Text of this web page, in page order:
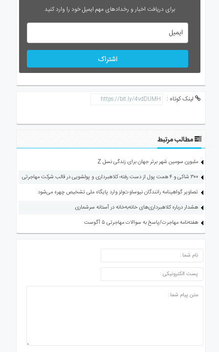
برای دریافت اخبار و رخدادهای مهم ایمیل خود را وارد کنید
اشتراک
لینک کوتاه :
مطالب مرتبط
ملبورن سومین شهر برتر جهان برای زندگی نسل Z
۳۰۰ شاکی و ۴ همت پول از دست رفته؛ کلاهبرداری و پولشویی در قالب شرکت مهاجرتی
تصاویر گواهینامه رانندگان نیوساوت‌ولز وارد پایگاه ملی تشخیص چهره می‌شود
هشدار درباره کلاهبرداری‌های خانه‌به‌خانه در آستانه سرشماری
هفته‌نامه مهاجرت/پاسخ به سوالات مهاجرتی ۵ آگوست
ارسال دیدگاه